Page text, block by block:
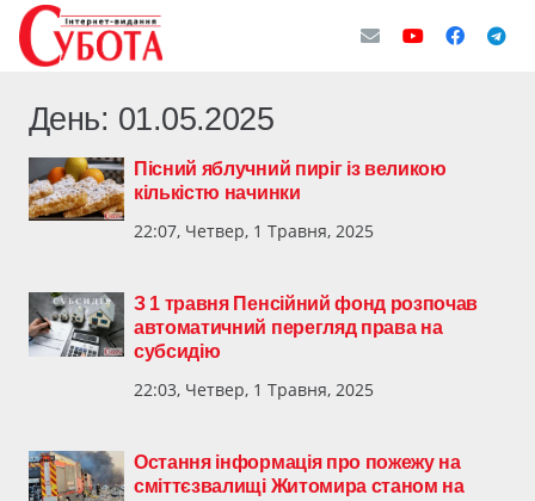
День: 01.05.2025
Пісний яблучний пиріг із великою
кількістю начинки
22:07, Четвер, 1 Травня, 2025
З 1 травня Пенсійний фонд розпочав
автоматичний перегляд права на
субсидію
22:03, Четвер, 1 Травня, 2025
Остання інформація про пожежу на
сміттєзвалищі Житомира станом на